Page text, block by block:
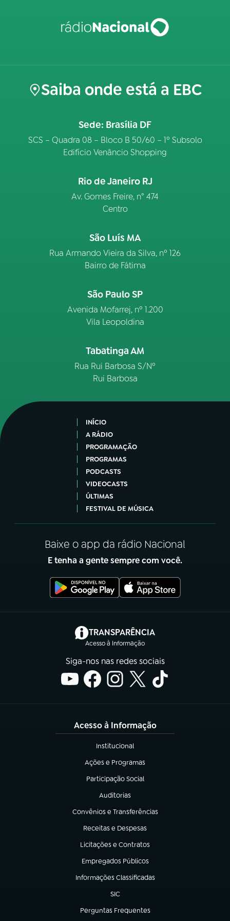
Saiba onde está a EBC
Sede: Brasília DF
SCS – Quadra 08 – Bloco B 50/60 – 1º Subsolo
Edifício Venâncio Shopping
Rio de Janeiro RJ
Av. Gomes Freire, n° 474
Centro
São Luís MA
Rua Armando Vieira da Silva, nº 126
Bairro de Fátima
São Paulo SP
Avenida Mofarrej, nº 1.200
Vila Leopoldina
Tabatinga AM
Rua Rui Barbosa S/Nº
Rui Barbosa
INÍCIO
A RÁDIO
PROGRAMAÇÃO
PROGRAMAS
PODCASTS
VIDEOCASTS
ÚLTIMAS
FESTIVAL DE MÚSICA
Baixe o app da rádio Nacional
E tenha a gente sempre com você.
TRANSPARÊNCIA
Acesso à Informação
(abre em nova aba)
Siga-nos nas redes sociais
Acesso à Informação
Institucional
(abre em nova aba)
Ações e Programas
(abre em nova aba)
Participação Social
(abre em nova aba)
Auditorias
(abre em nova aba)
Convênios e Transferências
(abre em nova aba)
Receitas e Despesas
(abre em nova aba)
Licitações e Contratos
(abre em nova aba)
Empregados Públicos
(abre em nova aba)
Informações Classificadas
(abre em nova aba)
SIC
(abre em nova aba)
Perguntas Frequentes
(abre em nova aba)